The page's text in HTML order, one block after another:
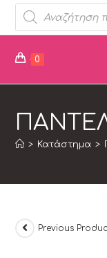
0
> Κατάστημα >
Previous